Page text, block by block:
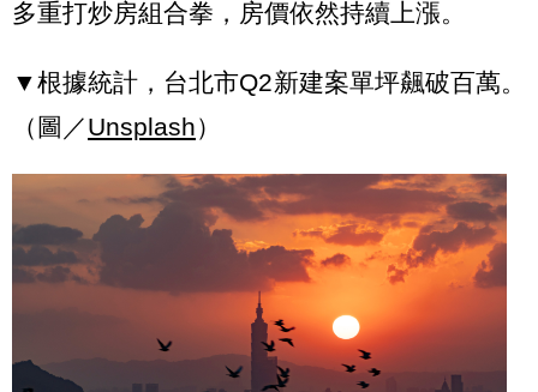
多重打炒房組合拳，房價依然持續上漲。
▼根據統計，台北市Q2新建案單坪飆破百萬。
（圖／Unsplash）